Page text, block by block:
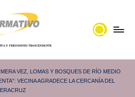
VEZ, LOMAS Y BOSQUES DE RÍO MEDIO
VECINA AGRADECE LA CERCANÍA DEL